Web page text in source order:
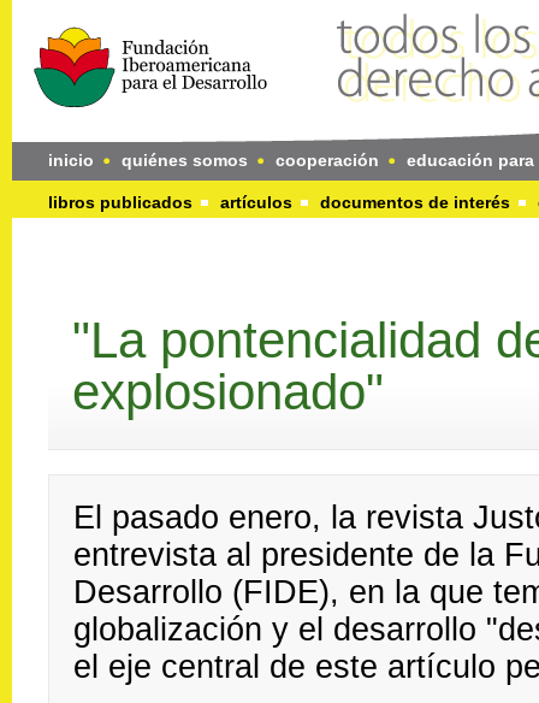
inicio quiénes somos cooperación educación
libros publicados artículos documentos de interés
"La pontencialidad
explosionado"
El pasado enero, la revista
entrevista al presidente de la
Desarrollo (FIDE), en la que
globalización y el desarrollo
el eje central de este artículo